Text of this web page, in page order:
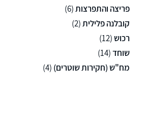
פריצה והתפרצות(6)
קובלנה פלילית(2)
רכוש(12)
שוחד(14)
מח"ש (חקירות שוטרים) (4)